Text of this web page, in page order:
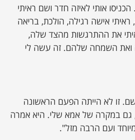
אותי לאיזה חדר ושם ראיתי
אישה רגילה, הולכת, בריאה
את ההתרגשות מהצד שלה,
ואת השמחה שלהם. זה עשה לי
זו לא הייתה הפעם הראשונה
גם במקרה של אמא שלי. היא אמרה
ועם הרבה מזל".